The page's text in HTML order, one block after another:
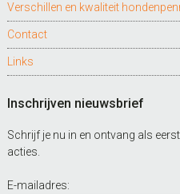
Verschillen en kwaliteit
Contact
Links
Inschrijven nieuwsbrief
Schrijf je nu in en ontvang als
acties.
E-mailadres: